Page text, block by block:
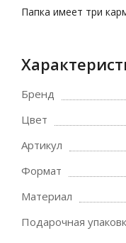
Папка имеет три
Бренд
Цвет
Артикул
Формат
Материал
Подарочная